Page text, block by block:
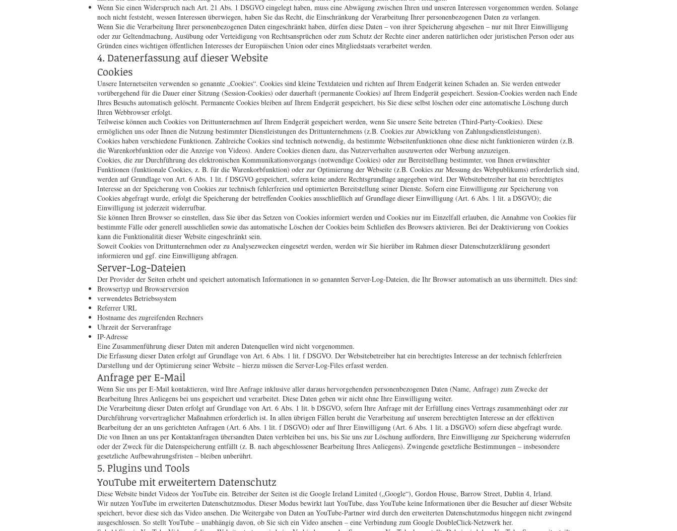
Wenn Sie einen Widerspruch nach Art. 21 Abs. 1 DSGVO eingelegt haben, muss eine Abwägung zwischen Ihren und unseren Interessen vorgenommen werden. Solange
noch nicht feststeht, wessen Interessen überwiegen, haben Sie das Recht, die Einschränkung der Verarbeitung Ihrer personenbezogenen Daten zu verlangen.
Wenn Sie die Verarbeitung Ihrer personenbezogenen Daten eingeschränkt haben, dürfen diese Daten – von ihrer Speicherung abgesehen – nur mit Ihrer Einwilligung
oder zur Geltendmachung, Ausübung oder Verteidigung von Rechtsansprüchen oder zum Schutz der Rechte einer anderen natürlichen oder juristischen Person oder aus
Gründen eines wichtigen öffentlichen Interesses der Europäischen Union oder eines Mitgliedstaats verarbeitet werden.
4. Datenerfassung auf dieser Website
Cookies
Unsere Internetseiten verwenden so genannte „Cookies“. Cookies sind kleine Textdateien und richten auf Ihrem Endgerät keinen Schaden an. Sie werden entweder
vorübergehend für die Dauer einer Sitzung (Session-Cookies) oder dauerhaft (permanente Cookies) auf Ihrem Endgerät gespeichert. Session-Cookies werden nach Ende
Ihres Besuchs automatisch gelöscht. Permanente Cookies bleiben auf Ihrem Endgerät gespeichert, bis Sie diese selbst löschen oder eine automatische Löschung durch
Ihren Webbrowser erfolgt.
Teilweise können auch Cookies von Drittunternehmen auf Ihrem Endgerät gespeichert werden, wenn Sie unsere Seite betreten (Third-Party-Cookies). Diese
ermöglichen uns oder Ihnen die Nutzung bestimmter Dienstleistungen des Drittunternehmens (z.B. Cookies zur Abwicklung von Zahlungsdienstleistungen).
Cookies haben verschiedene Funktionen. Zahlreiche Cookies sind technisch notwendig, da bestimmte Webseitenfunktionen ohne diese nicht funktionieren würden (z.B.
die Warenkorbfunktion oder die Anzeige von Videos). Andere Cookies dienen dazu, das Nutzerverhalten auszuwerten oder Werbung anzuzeigen.
Cookies, die zur Durchführung des elektronischen Kommunikationsvorgangs (notwendige Cookies) oder zur Bereitstellung bestimmter, von Ihnen erwünschter
Funktionen (funktionale Cookies, z. B. für die Warenkorbfunktion) oder zur Optimierung der Webseite (z.B. Cookies zur Messung des Webpublikums) erforderlich sind,
werden auf Grundlage von Art. 6 Abs. 1 lit. f DSGVO gespeichert, sofern keine andere Rechtsgrundlage angegeben wird. Der Websitebetreiber hat ein berechtigtes
Interesse an der Speicherung von Cookies zur technisch fehlerfreien und optimierten Bereitstellung seiner Dienste. Sofern eine Einwilligung zur Speicherung von
Cookies abgefragt wurde, erfolgt die Speicherung der betreffenden Cookies ausschließlich auf Grundlage dieser Einwilligung (Art. 6 Abs. 1 lit. a DSGVO); die
Einwilligung ist jederzeit widerrufbar.
Sie können Ihren Browser so einstellen, dass Sie über das Setzen von Cookies informiert werden und Cookies nur im Einzelfall erlauben, die Annahme von Cookies für
bestimmte Fälle oder generell ausschließen sowie das automatische Löschen der Cookies beim Schließen des Browsers aktivieren. Bei der Deaktivierung von Cookies
kann die Funktionalität dieser Website eingeschränkt sein.
Soweit Cookies von Drittunternehmen oder zu Analysezwecken eingesetzt werden, werden wir Sie hierüber im Rahmen dieser Datenschutzerklärung gesondert
informieren und ggf. eine Einwilligung abfragen.
Server-Log-Dateien
Der Provider der Seiten erhebt und speichert automatisch Informationen in so genannten Server-Log-Dateien, die Ihr Browser automatisch an uns übermittelt. Dies sind:
Browsertyp und Browserversion
verwendetes Betriebssystem
Referrer URL
Hostname des zugreifenden Rechners
Uhrzeit der Serveranfrage
IP-Adresse
Eine Zusammenführung dieser Daten mit anderen Datenquellen wird nicht vorgenommen.
Die Erfassung dieser Daten erfolgt auf Grundlage von Art. 6 Abs. 1 lit. f DSGVO. Der Websitebetreiber hat ein berechtigtes Interesse an der technisch fehlerfreien
Darstellung und der Optimierung seiner Website – hierzu müssen die Server-Log-Files erfasst werden.
Anfrage per E-Mail
Wenn Sie uns per E-Mail kontaktieren, wird Ihre Anfrage inklusive aller daraus hervorgehenden personenbezogenen Daten (Name, Anfrage) zum Zwecke der
Bearbeitung Ihres Anliegens bei uns gespeichert und verarbeitet. Diese Daten geben wir nicht ohne Ihre Einwilligung weiter.
Die Verarbeitung dieser Daten erfolgt auf Grundlage von Art. 6 Abs. 1 lit. b DSGVO, sofern Ihre Anfrage mit der Erfüllung eines Vertrags zusammenhängt oder zur
Durchführung vorvertraglicher Maßnahmen erforderlich ist. In allen übrigen Fällen beruht die Verarbeitung auf unserem berechtigten Interesse an der effektiven
Bearbeitung der an uns gerichteten Anfragen (Art. 6 Abs. 1 lit. f DSGVO) oder auf Ihrer Einwilligung (Art. 6 Abs. 1 lit. a DSGVO) sofern diese abgefragt wurde.
Die von Ihnen an uns per Kontaktanfragen übersandten Daten verbleiben bei uns, bis Sie uns zur Löschung auffordern, Ihre Einwilligung zur Speicherung widerrufen
oder der Zweck für die Datenspeicherung entfällt (z. B. nach abgeschlossener Bearbeitung Ihres Anliegens). Zwingende gesetzliche Bestimmungen – insbesondere
gesetzliche Aufbewahrungsfristen – bleiben unberührt.
5. Plugins und Tools
YouTube mit erweitertem Datenschutz
Diese Website bindet Videos der YouTube ein. Betreiber der Seiten ist die Google Ireland Limited („Google“), Gordon House, Barrow Street, Dublin 4, Irland.
Wir nutzen YouTube im erweiterten Datenschutzmodus. Dieser Modus bewirkt laut YouTube, dass YouTube keine Informationen über die Besucher auf dieser Website
speichert, bevor diese sich das Video ansehen. Die Weitergabe von Daten an YouTube-Partner wird durch den erweiterten Datenschutzmodus hingegen nicht zwingend
ausgeschlossen. So stellt YouTube – unabhängig davon, ob Sie sich ein Video ansehen – eine Verbindung zum Google DoubleClick-Netzwerk her.